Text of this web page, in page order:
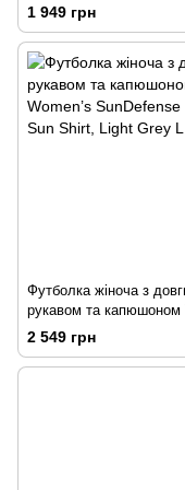
SunDefense Short
1 949 грн
Футболка жіноча з
рукавом та капюшоном
Women’s SunDefense
Sun Shirt, Light Grey L
2 549 грн